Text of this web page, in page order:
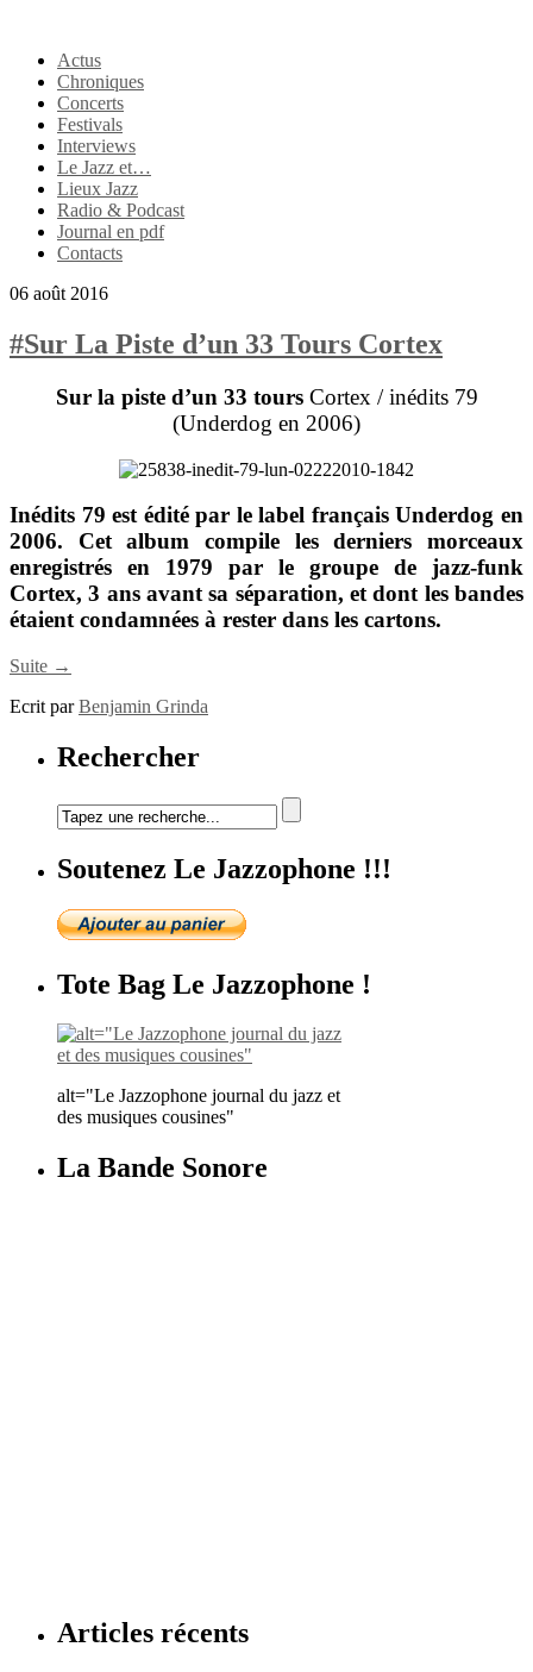
Actus
Chroniques
Concerts
Festivals
Interviews
Le Jazz et…
Lieux Jazz
Radio & Podcast
Journal en pdf
Contacts
06 août 2016
#Sur La Piste d’un 33 Tours Cortex
Sur la piste d’un 33 tours Cortex / inédits 79
(Underdog en 2006)
Inédits 79 est édité par le label français Underdog en
2006. Cet album compile les derniers morceaux
enregistrés en 1979 par le groupe de jazz-funk
Cortex, 3 ans avant sa séparation, et dont les bandes
étaient condamnées à rester dans les cartons.
Suite →
Ecrit parBenjamin Grinda
Rechercher
Soutenez Le Jazzophone !!!
Tote Bag Le Jazzophone !
alt="Le Jazzophone journal du jazz et
des musiques cousines"
La Bande Sonore
Articles récents